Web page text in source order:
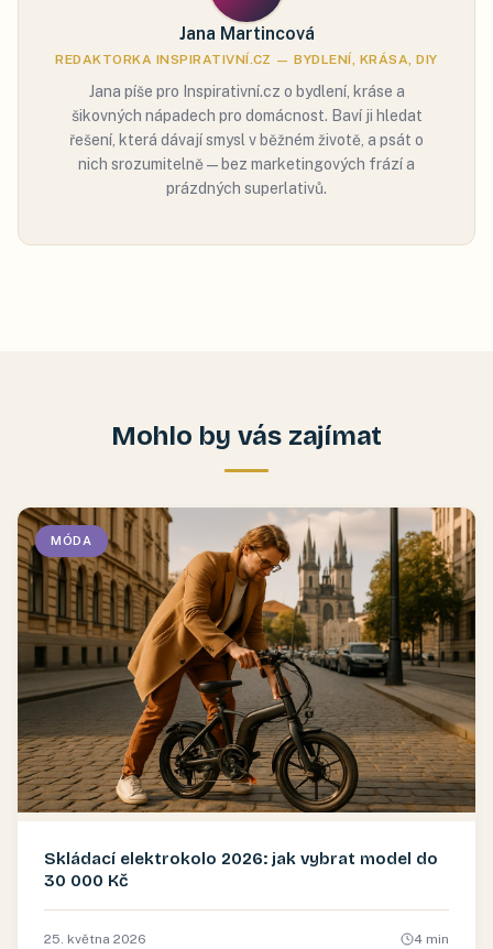
Jana Martincová
REDAKTORKA INSPIRATIVNÍ.CZ — BYDLENÍ, KRÁSA, DIY
Jana píše pro Inspirativní.cz o bydlení, kráse a
šikovných nápadech pro domácnost. Baví ji hledat
řešení, která dávají smysl v běžném životě, a psát o
nich srozumitelně — bez marketingových frází a
prázdných superlativů.
Mohlo by vás zajímat
MÓDA
Skládací elektrokolo 2026: jak vybrat model do
30 000 Kč
25. května 2026 4 min